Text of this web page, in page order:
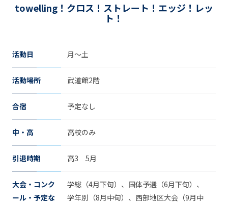
towelling！クロス！ストレート！エッジ！レッ
ト！
活動日 月～土
活動場所 武道館2階
合宿 予定なし
中・高 高校のみ
引退時期 高3 5月
大会・コンク
ール・予定な
学総（4月下旬）、国体予選（6月下旬）、
学年別（8月中旬）、西部地区大会（9月中